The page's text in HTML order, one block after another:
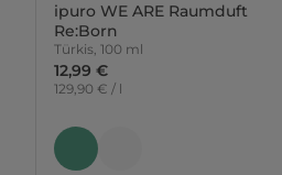
ipuro WE ARE Raumduft
Re:Born
Türkis, 100 ml
12,99 €
129,90 € / l